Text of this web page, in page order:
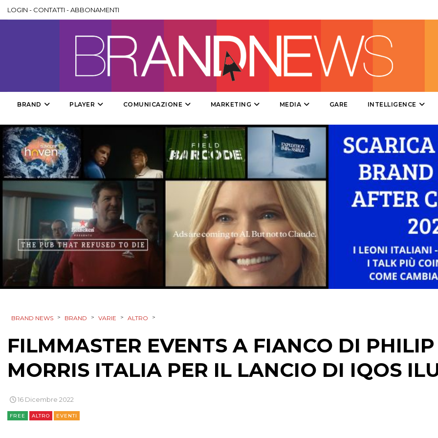
STRATEGIE
CINEMA
DIGITALE
EDITORIA
ESTERNA
RADIO / AUDIO
PREVISIONI/SCENARI
NORMATIVE
LOGIN - CONTATTI -ABBONAMENTI
BRAND PLAYER COMUNICAZIONE MARKETING MEDIA GARE INTELLIGENCE
BRAND NEWS > BRAND > VARIE > ALTRO >
FILMMASTER EVENTS A FIANCO DI PHILIP
MORRIS ITALIA PER IL LANCIO DI IQOS
16 Dicembre 2022
FREE ALTRO EVENTI